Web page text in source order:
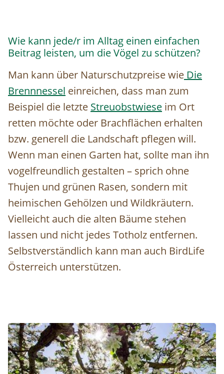
Wie kann jede/r im Alltag einen einfachen
Beitrag leisten, um die Vögel zu schützen?
Man kann über Naturschutzpreise wie Die
Brennnessel einreichen, dass man zum
Beispiel die letzte Streuobstwiese im Ort
retten möchte oder Brachflächen erhalten
bzw. generell die Landschaft pflegen will.
Wenn man einen Garten hat, sollte man ihn
vogelfreundlich gestalten – sprich ohne
Thujen und grünen Rasen, sondern mit
heimischen Gehölzen und Wildkräutern.
Vielleicht auch die alten Bäume stehen
lassen und nicht jedes Totholz entfernen.
Selbstverständlich kann man auch BirdLife
Österreich unterstützen.